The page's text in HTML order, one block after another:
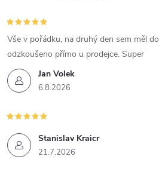
Jan Volek
6.8.2026
Vše v pořádku, na druhý den sem měl
odzkoušeno přímo u prodejce. Super
Stanislav Kraicr
21.7.2026